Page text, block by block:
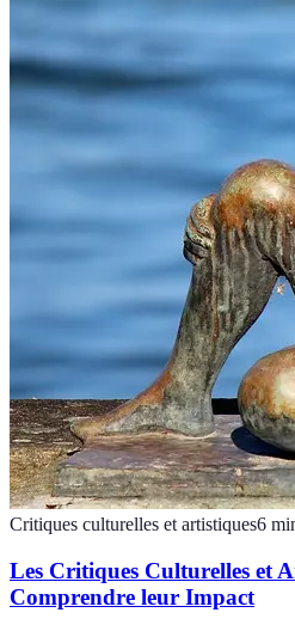
Critiques culturelles et artistiques6
Les Critiques Culturelles et
Comprendre leur Impact